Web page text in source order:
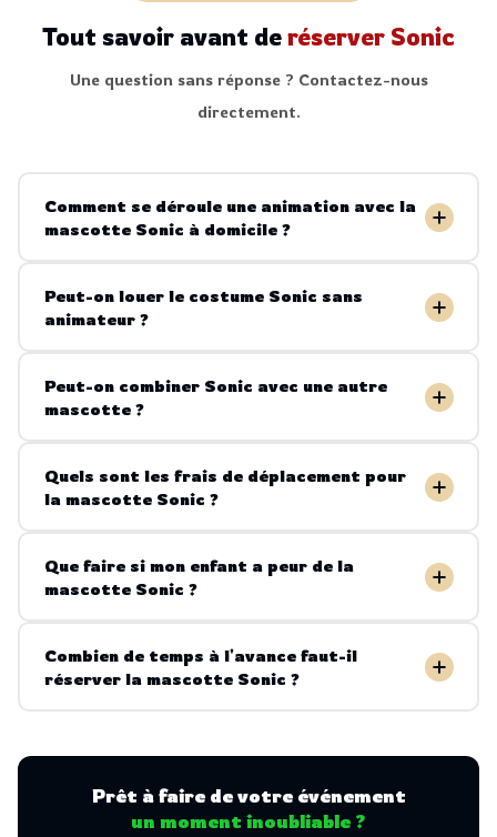
Tout savoir avant deréserver Sonic
Une question sans réponse ? Contactez-nous
directement.
Comment se déroule une animation avec la
mascotte Sonic à domicile ?
Peut-on louer le costume Sonic sans
animateur ?
Peut-on combiner Sonic avec une autre
mascotte ?
Quels sont les frais de déplacement pour
la mascotte Sonic ?
Que faire si mon enfant a peur de la
mascotte Sonic ?
Combien de temps à l'avance faut-il
réserver la mascotte Sonic ?
Prêt à faire de votre événement
un moment inoubliable ?